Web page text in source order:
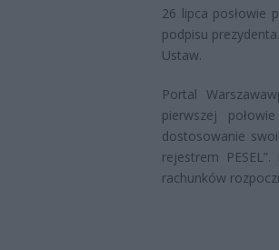
26 lipca posłowie
podpisu
Ustaw.
Portal
pierwszej
dostosowanie
rejestrem
rachunków